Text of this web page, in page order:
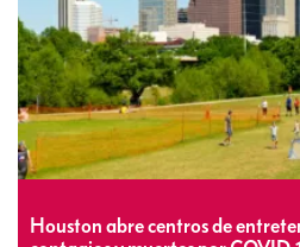
Houston abre centros de